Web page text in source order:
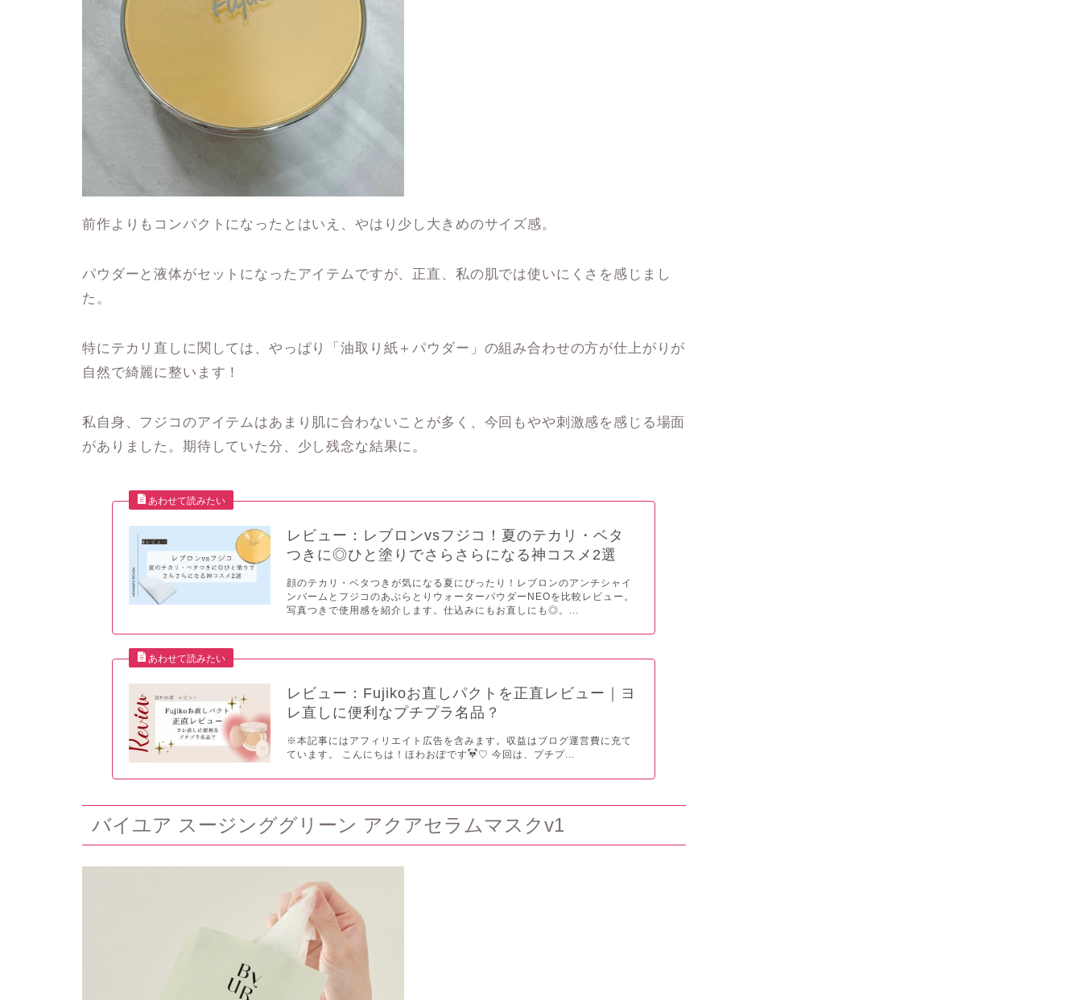
前作よりもコンパクトになったとはいえ、やはり少し大きめのサイズ感。
パウダーと液体がセットになったアイテムですが、正直、私の肌では使いにくさを感じまし
た。
特にテカリ直しに関しては、やっぱり「油取り紙＋パウダー」の組み合わせの方が仕上がりが
自然で綺麗に整います！
私自身、フジコのアイテムはあまり肌に合わないことが多く、今回もやや刺激感を感じる場面
がありました。期待していた分、少し残念な結果に。
レビュー：レブロンvsフジコ！夏のテカリ・ベタ
つきに◎ひと塗りでさらさらになる神コスメ2選
顔のテカリ・ベタつきが気になる夏にぴったり！レブロンのアンチシャイ
ンバームとフジコのあぶらとりウォーターパウダーNEOを比較レビュー。
写真つきで使用感を紹介します。仕込みにもお直しにも◎。...
レビュー：Fujikoお直しパクトを正直レビュー｜ヨ
レ直しに便利なプチプラ名品？
※本記事にはアフィリエイト広告を含みます。収益はブログ運営費に充て
ています。 こんにちは！ほわおぽです
♡ 今回は、プチプ...
バイユア スージンググリーン アクアセラムマスクv1